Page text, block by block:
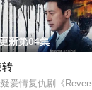
的吸血鬼，不得不展
庆,???,李起昶
新第04集
爱情复仇剧《